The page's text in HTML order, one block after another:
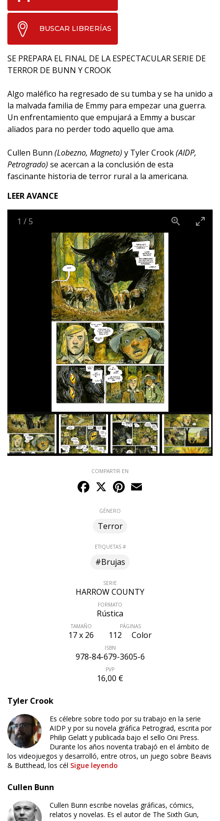
BUSCAR LIBRERÍAS
SE PREPARA EL FINAL DE LA ESPECTACULAR SERIE DE
TERROR DE BUNN Y CROOK
Algo maléfico ha regresado de su tumba y se ha unido a
la malvada familia de Emmy para empezar una guerra.
Un enfrentamiento que empujará a Emmy a buscar
aliados para no perder todo aquello que ama.
Cullen Bunn (Lobezno, Magneto) y Tyler Crook(AIDP,
Petrogrado) se acercan a la conclusión de esta
fascinante historia de terror rural a la americana.
LEER AVANCE
1 / 5
COMPARTIR EN
Facebook
X Pinterest
GÉNERO
Terror
ETIQUETAS #
#Brujas
SERIE
HARROW COUNTY
FORMATO
Rústica
TAMAÑO
17 x 26
PÁGINAS
112 Color
ISBN
978-84-679-3605-6
PVP
16,00 €
Tyler Crook
Es célebre sobre todo por su trabajo en la serie
AIDP y por su novela gráfica Petrograd, escrita por
Philip Gelatt y publicada bajo el sello Oni Press.
Durante los años noventa trabajó en el ámbito de
los videojuegos y desarrolló, entre otros, un juego sobre Beavis
& Butthead, los cél Sigue leyendo
Cullen Bunn
Cullen Bunn escribe novelas gráficas, cómics,
relatos y novelas. Es el autor de The Sixth Gun,